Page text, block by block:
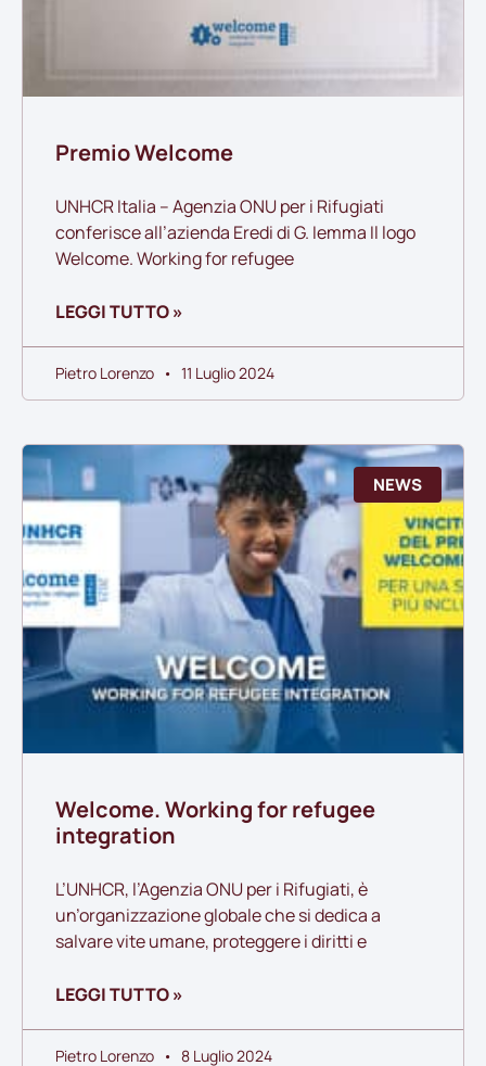
Premio Welcome
UNHCR Italia – Agenzia ONU per i Rifugiati
conferisce all’azienda Eredi di G. Iemma Il logo
Welcome. Working for refugee
LEGGI TUTTO »
Pietro Lorenzo 11 Luglio 2024
NEWS
Welcome. Working for refugee
integration
L’UNHCR, l’Agenzia ONU per i Rifugiati, è
un’organizzazione globale che si dedica a
salvare vite umane, proteggere i diritti e
LEGGI TUTTO »
Pietro Lorenzo 8 Luglio 2024